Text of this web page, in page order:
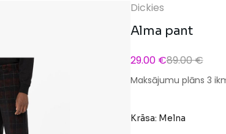
Dickies
Alma pant
29.00 €89.00 €
Maksājumu plāns 3
Krāsa: Melna